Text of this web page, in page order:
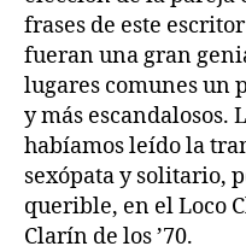
frases de este
fueran una gran
lugares comunes un
y más escandalosos.
habíamos leído la
sexópata y solitario,
querible, en el Loco
Clarín de los ’70.